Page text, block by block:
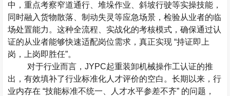
中，重点考察窄道通行、堆垛作业、斜坡行驶等实操技能，
同时融入货物散落、制动失灵等应急场景，检验从业者的临
场处置能力。这种全流程、实战化的考核模式，确保通过认
证的从业者能够快速适配岗位需求，真正实现 “持证即上
岗，上岗即胜任”。
对于行业而言， JYPC起重装卸机械操作工认证的推
出，有效填补了行业标准化人才评价的空白。长期以来，行
业内存在 “技能标准不统一、人才水平参差不齐” 的问题，